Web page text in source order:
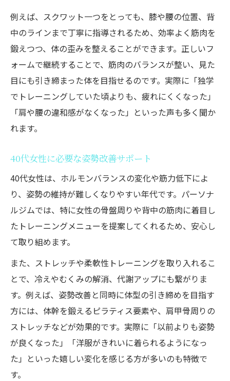
例えば、スクワット一つをとっても、膝や腰の位置、背
中のラインまで丁寧に指導されるため、効率よく筋肉を
鍛えつつ、体の歪みを整えることができます。正しいフ
ォームで継続することで、筋肉のバランスが整い、見た
目にも引き締まった体を目指せるのです。実際に「独学
でトレーニングしていた頃よりも、疲れにくくなった」
「肩や腰の違和感がなくなった」といった声も多く聞か
れます。
40代女性に必要な姿勢改善サポート
40代女性は、ホルモンバランスの変化や筋力低下によ
り、姿勢の維持が難しくなりやすい年代です。パーソナ
ルジムでは、特に女性の骨盤周りや背中の筋肉に着目し
たトレーニングメニューを提案してくれるため、安心し
て取り組めます。
また、ストレッチや柔軟性トレーニングを取り入れるこ
とで、冷えやむくみの解消、代謝アップにも繋がりま
す。例えば、姿勢改善と同時に体型の引き締めを目指す
方には、体幹を鍛えるピラティス要素や、肩甲骨周りの
ストレッチなどが効果的です。実際に「以前よりも姿勢
が良くなった」「洋服がきれいに着られるようになっ
た」といった嬉しい変化を感じる方が多いのも特徴で
す。